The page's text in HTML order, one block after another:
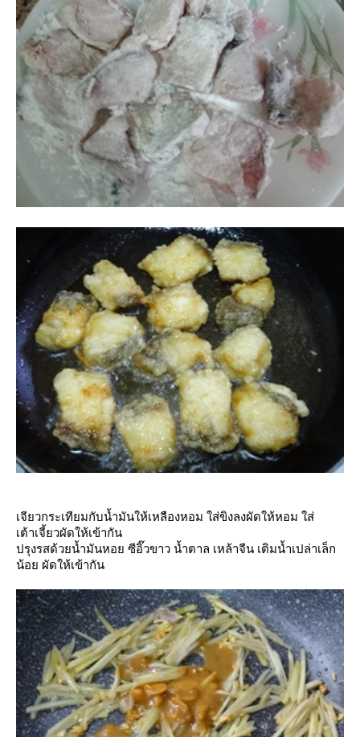
เจียวกระเทียมกับน้ำมันให้เหลืองหอม ใส่ขิงลงผัดให้หอม ใส่
เต้าเจี้ยวผัดให้เข้ากัน
ปรุงรสด้วยน้ำมันหอย ซีอิ๊วขาว น้ำตาล เหล้าจีน เติมน้ำเปล่าเล็ก
น้อย ผัดให้เข้ากัน